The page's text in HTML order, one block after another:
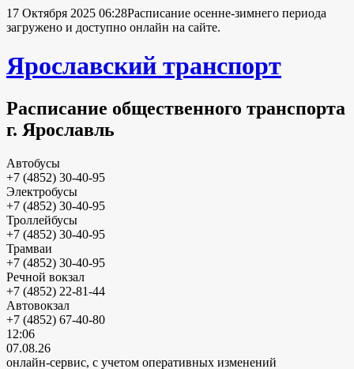
17 Октября 2025 06:28Расписание осенне-зимнего периода
загружено и доступно онлайн на сайте.
Ярославский транспорт
Расписание общественного транспорта
г. Ярославль
Автобусы
+7 (4852) 30-40-95
Электробусы
+7 (4852) 30-40-95
Троллейбусы
+7 (4852) 30-40-95
Трамваи
+7 (4852) 30-40-95
Речной вокзал
+7 (4852) 22-81-44
Автовокзал
+7 (4852) 67-40-80
12:06
07.08.26
онлайн-сервис, с учетом оперативных изменений